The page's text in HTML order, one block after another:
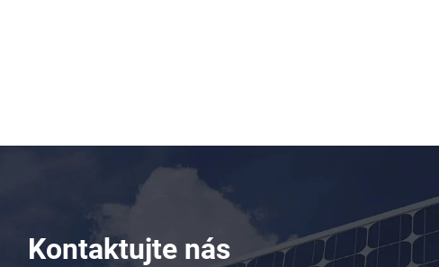
Kontaktujte nás